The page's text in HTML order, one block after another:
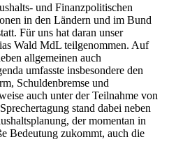
und Finanzpolitischen
in den Ländern und im Bund
Für uns hat daran unser
Wald MdL teilgenommen. Auf
allgemeinen auch
umfasste insbesondere den
Schuldenbremse und
auch unter der Teilnahme von
stand dabei neben
der momentan in
Bedeutung zukommt, auch die